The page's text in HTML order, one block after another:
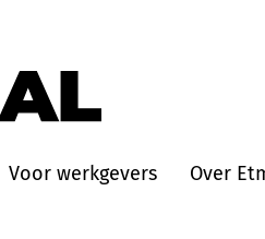
Voor werkgevers Over